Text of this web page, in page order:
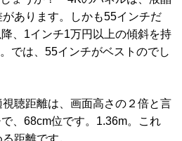
あります。しかも55インチだ
、1インチ1万円以上の傾斜を持
では、55インチがベストのでし
聴距離は、画面高さの２倍と言
、68cm位です。1.36m。これ
距離です。